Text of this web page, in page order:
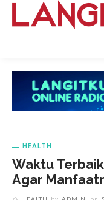
HEALTH
Waktu
Agar